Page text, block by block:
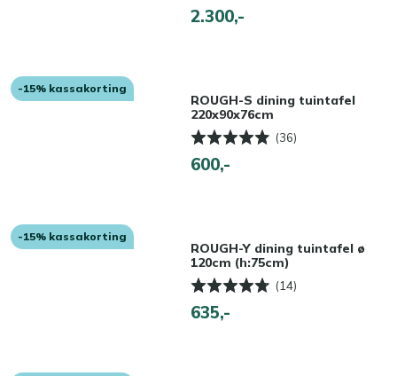
2.300,-
-15% kassakorting
ROUGH-S dining tuintafel
220x90x76cm
(36)
600,-
-15% kassakorting
ROUGH-Y dining tuintafel ø
120cm (h:75cm)
(14)
635,-